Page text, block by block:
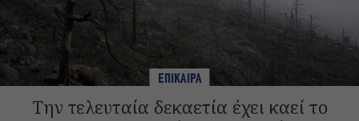
ΕΠΙΚΑΙΡΑ
Την τελευταία δεκαετία έχει καεί το